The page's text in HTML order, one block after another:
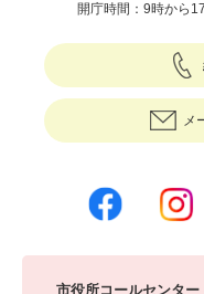
開庁時間：9時から
メ
市役所コールセンター